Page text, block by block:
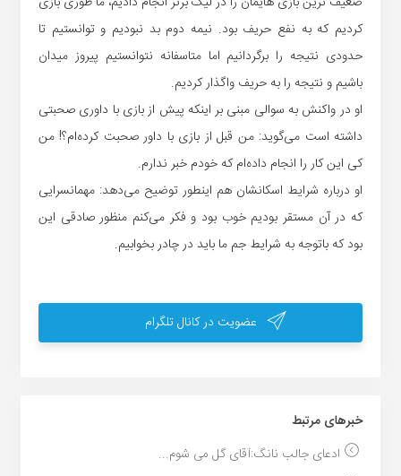
کردیم که به نفع حریف بود. نیمه دوم بد نبودیم و توانستیم تا
حدودی نتیجه را برگردانیم اما متاسفانه نتوانستیم پیروز میدان
باشیم و نتیجه را به حریف واگذار کردیم.
او در واکنش به سوالی مبنی بر اینکه پیش از بازی با داوری صحبتی
داشته است می‌گوید: من قبل از بازی با داور صحبت کرده‌ام؟! من
کی این کار را انجام داده‌ام که خودم خبر ندارم.
او درباره شرایط اسکانشان هم اینطور توضیح می‌دهد: مهمانسرایی
که در آن مستقر بودیم خوب بود و فکر می‌کنم منظور صادقی این
بود که باتوجه به شرایط جم ما باید در چادر بخوابیم.
عضویت در کانال تلگرام
خبر‌های مرتبط
ادعای جالب نانگ:آقای گل می شوم...